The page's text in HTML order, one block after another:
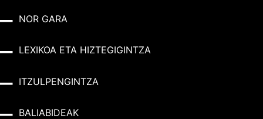
NOR GARA
LEXIKOA ETA HIZTEGIGINTZA
ITZULPENGINTZA
BALIABIDEAK